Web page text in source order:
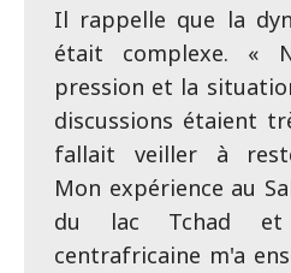
Il rappelle que la
était complexe. «
pression et la
discussions étaient
fallait veiller à
Mon expérience au
du lac Tchad et
centrafricaine m'a